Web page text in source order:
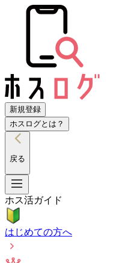
新規登録
ホスログとは？
戻る
ホス活ガイド
はじめての方へ